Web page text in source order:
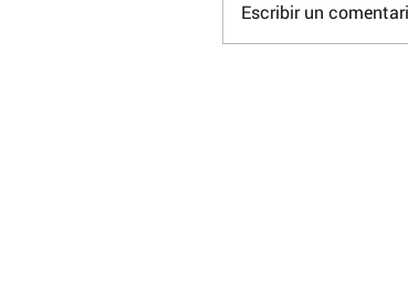
Escribir un